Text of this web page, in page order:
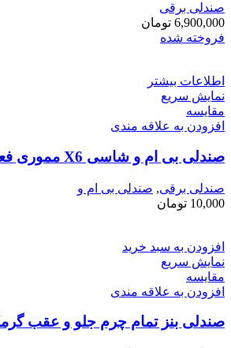
صندلی برقی
6,900,000 تومان
فروخته شده
اطلاعات بیشتر
نمایش سریع
مقايسه
افزودن به علاقه مندی
صندلی بی ام و شاسی X6 مموری فعال
صندلی برقی, صندلی بی ام و
10,000 تومان
افزودن به سبد خرید
نمایش سریع
مقايسه
افزودن به علاقه مندی
صندلی بنز تمام چرم جلو و عقب